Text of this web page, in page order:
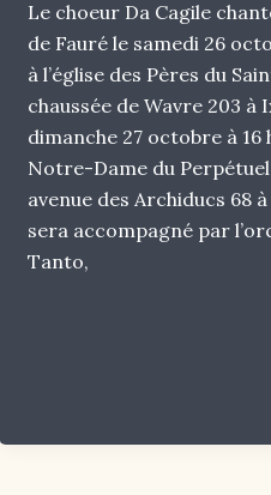
Le choeur Da Cagile
de Fauré le samedi 26
à l’église des Pères du
chaussée de Wavre 203 à
dimanche 27 octobre à 16
Notre-Dame du Perpétuel
avenue des Archiducs 68
sera accompagné par
Tanto,